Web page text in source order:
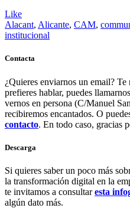
Like
Alacant, Alicante, CAM,
institucional
Contacta
¿Quieres enviarnos un email?
prefieres hablar, puedes
vernos en persona (C/Manuel
recibiremos encantados. O
contacto. En todo caso, gracias
Descarga
Si quieres saber un poco más
la transformación digital en la
te invitamos a consultaresta
algún dato más.